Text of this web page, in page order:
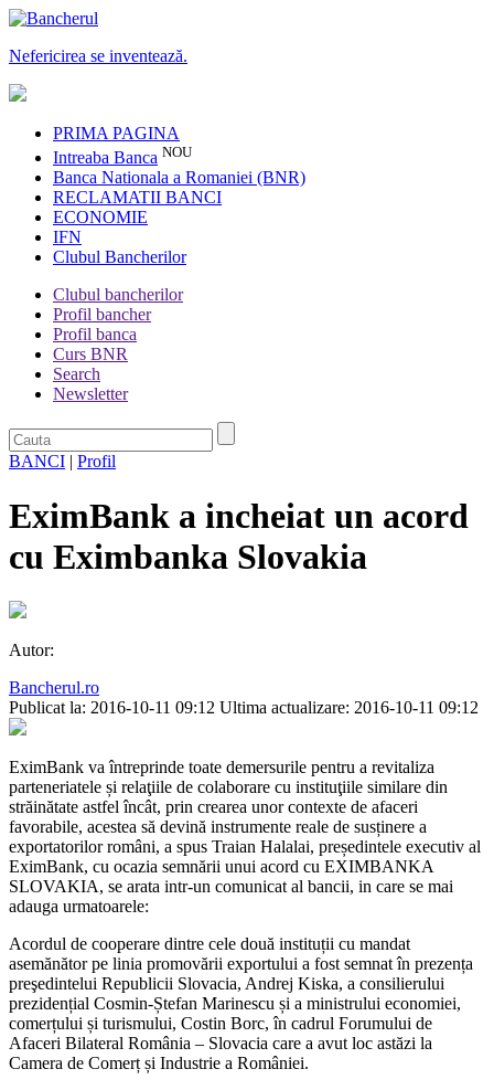
Nefericirea se inventează.
PRIMA PAGINA
Intreaba Banca NOU
Banca Nationala a Romaniei (BNR)
RECLAMATII BANCI
ECONOMIE
IFN
Clubul Bancherilor
Clubul bancherilor
Profil bancher
Profil banca
Curs BNR
Search
Newsletter
BANCI | Profil
EximBank a incheiat un acord
cu Eximbanka Slovakia
Autor:
Bancherul.ro
Publicat la: 2016-10-11 09:12 Ultima actualizare: 2016-10-11 09:12
EximBank va întreprinde toate demersurile pentru a revitaliza
parteneriatele și relaţiile de colaborare cu instituţiile similare din
străinătate astfel încât, prin crearea unor contexte de afaceri
favorabile, acestea să devină instrumente reale de susținere a
exportatorilor români, a spus Traian Halalai, președintele executiv al
EximBank, cu ocazia semnării unui acord cu EXIMBANKA
SLOVAKIA, se arata intr-un comunicat al bancii, in care se mai
adauga urmatoarele:
Acordul de cooperare dintre cele două instituții cu mandat
asemănător pe linia promovării exportului a fost semnat în prezența
preşedintelui Republicii Slovacia, Andrej Kiska, a consilierului
prezidențial Cosmin-Ștefan Marinescu și a ministrului economiei,
comerțului și turismului, Costin Borc, în cadrul Forumului de
Afaceri Bilateral România – Slovacia care a avut loc astăzi la
Camera de Comerț și Industrie a României.